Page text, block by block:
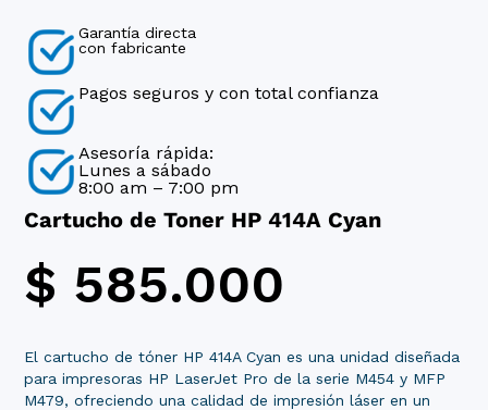
Garantía directa
con fabricante
Pagos seguros y con total confianza
Asesoría rápida:
Lunes a sábado
8:00 am – 7:00 pm
Cartucho de Toner HP 414A Cyan
$ 585.000
El cartucho de tóner HP 414A Cyan es una unidad diseñada
para impresoras HP LaserJet Pro de la serie M454 y MFP
M479, ofreciendo una calidad de impresión láser en un